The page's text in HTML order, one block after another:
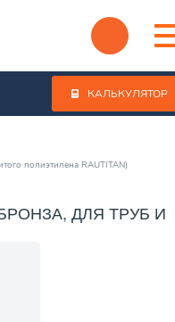
КАЛЬКУЛЯТОР
полиэтилена RAUTITAN)
ДЛЯ ТРУБ